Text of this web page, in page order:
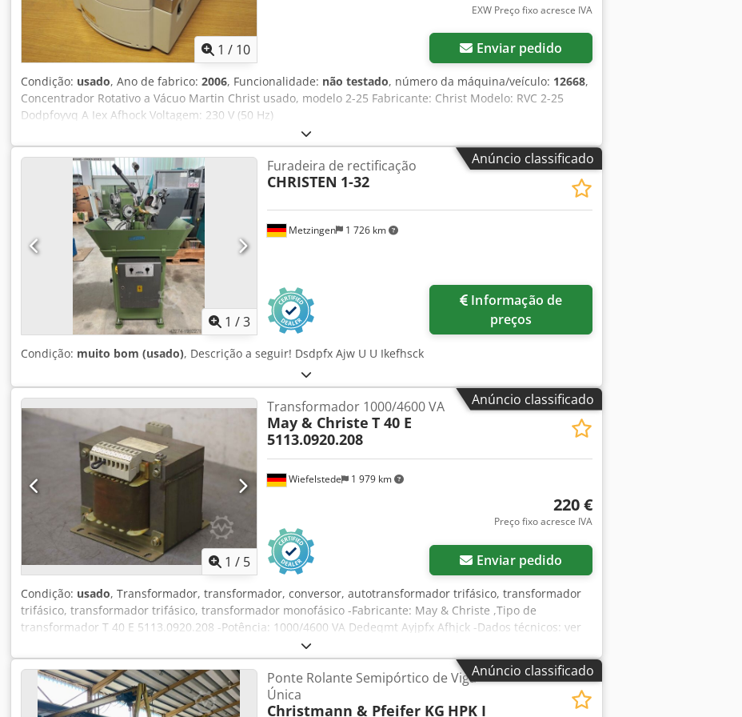
Conexões técnicas: - Entrada de água quente: conexão para mangueira ½". - Dreno de degelo: conexão
para mangueira ½". - Saída de vácuo: tubo de aço inox DN 25. - Ventilação: conexão DN 6. Outros: -
Documentação e certificados disponíveis. - Inclui computador LPC plus para análise de dados. -
Acompanha peças de reposição.
1 / 10
EXW Preço fixo acresce IVA
Enviar pedido
Condição: usado, Ano de fabrico: 2006, Funcionalidade: não testado, número da máquina/veículo: 12668,
Concentrador Rotativo a Vácuo Martin Christ usado, modelo 2-25 Fabricante: Christ Modelo: RVC 2-25
Dodpfoyvq A Iex Afhock Voltagem: 230 V (50 Hz)
Anúncio classificado
1 /3
Metzingen 1 726 km
Furadeira de rectificação
CHRISTEN 1-32
preços
Condição: muito bom (usado), Descrição a seguir! Dsdpfx Ajw U U Ikefhsck
Anúncio classificado
1 / 5
Wiefelstede 1 979 km
Transformador 1000/4600 VA
May & Christe T 40 E
5113.0920.208
220 €
Preço fixo acresce IVA
Enviar pedido
Condição: usado, Transformador, transformador, conversor, autotransformador trifásico, transformador
trifásico, transformador trifásico, transformador monofásico -Fabricante: May & Christe ,Tipo de
transformador T 40 E 5113.0920.208 -Potência: 1000/4600 VA Dedeqmt Ayjpfx Afhjck -Dados técnicos: ver
foto da placa de identificação -Dimensões: 160/150/H140 mm -Peso: 13,8 kg
Anúncio classificado
Ponte Rolante Semipórtico de Viga
Única
Christmann & Pfeifer KG HPK I